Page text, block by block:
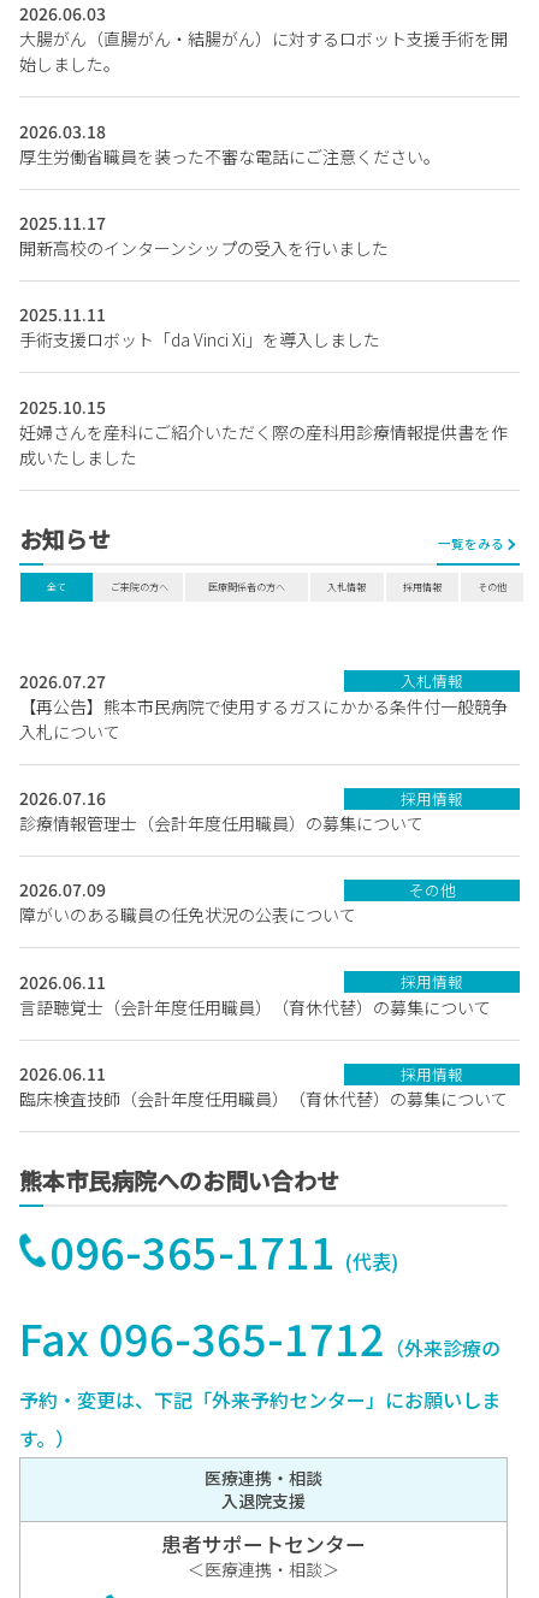
2026.06.03
大腸がん（直腸がん・結腸がん）に対するロボット支援手術を開
始しました。
2026.03.18
厚生労働省職員を装った不審な電話にご注意ください。
2025.11.17
開新高校のインターンシップの受入を行いました
2025.11.11
手術支援ロボット「da Vinci Xi」を導入しました
2025.10.15
妊婦さんを産科にご紹介いただく際の産科用診療情報提供書を作
成いたしました
お知らせ
全て ご来院の方へ 医療関係者の方へ 入札情報 採用情報 その他
一覧をみる
2026.07.27 入札情報
【再公告】熊本市民病院で使用するガスにかかる条件付一般競争
入札について
2026.07.16 採用情報
診療情報管理士（会計年度任用職員）の募集について
2026.07.09 その他
障がいのある職員の任免状況の公表について
2026.06.11 採用情報
言語聴覚士（会計年度任用職員）（育休代替）の募集について
2026.06.11 採用情報
臨床検査技師（会計年度任用職員）（育休代替）の募集について
熊本市民病院へのお問い合わせ
096-365-1711 (代表)
Fax 096-365-1712 （外来診療の
予約・変更は、下記「外来予約センター」にお願いしま
す。）
医療連携・相談
入退院支援
患者サポートセンター
＜医療連携・相談＞